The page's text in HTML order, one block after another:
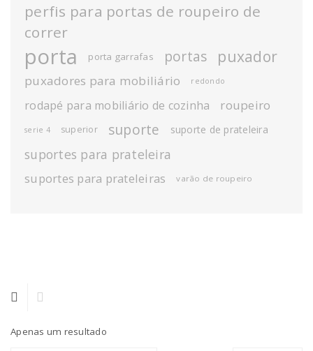
perfis para portas de roupeiro de
correr
porta porta garrafas portas puxador
puxadores para mobiliário redondo
rodapé para mobiliário de cozinha roupeiro
serie 4 superior suporte suporte de prateleira
suportes para prateleira
suportes para prateleiras varão de roupeiro
Apenas um resultado